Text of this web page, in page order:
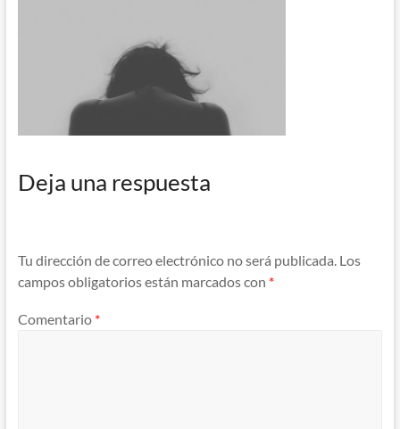
Deja una respuesta
Tu dirección de correo electrónico no será publicada. Los
campos obligatorios están marcados con *
Comentario *